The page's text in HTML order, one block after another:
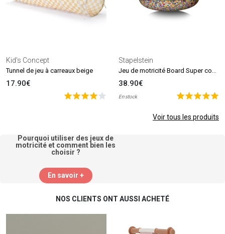
Kid's Concept
Tunnel de jeu à carreaux beige
17.90€
Stapelstein
38.90€
En stock
Voir tous les produits
Pourquoi utiliser des jeux de
motricité et comment bien les
choisir ?
En savoir +
NOS CLIENTS ONT AUSSI ACHETÉ